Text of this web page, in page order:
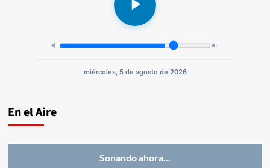
miércoles, 5 de agosto de 2026
En el Aire
Sonando ahora...